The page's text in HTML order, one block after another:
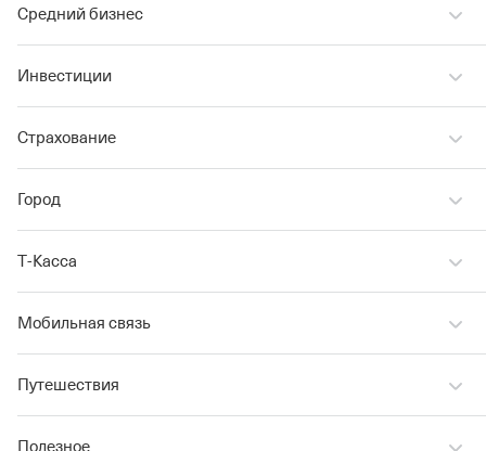
Средний бизнес
Инвестиции
Страхование
Город
Т‑Касса
Мобильная связь
Путешествия
Полезное